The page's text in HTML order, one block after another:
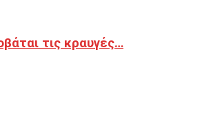
τις κραυγές…